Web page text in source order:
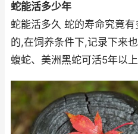
蛇能活多少年
蛇能活多久 蛇的寿命究竟
的,在饲养条件下,记录下来
蝮蛇、美洲黑蛇可活5年以